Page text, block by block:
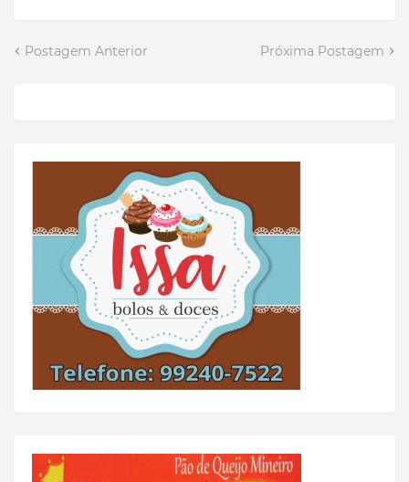
Postagem Anterior Próxima Postagem